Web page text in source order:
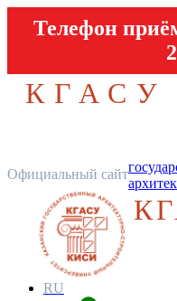
Телефон
КГАСУ
Официальный сайт
RU